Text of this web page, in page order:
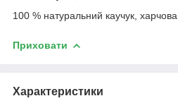
100 % натуральний каучук, харчова
Приховати
Характеристики